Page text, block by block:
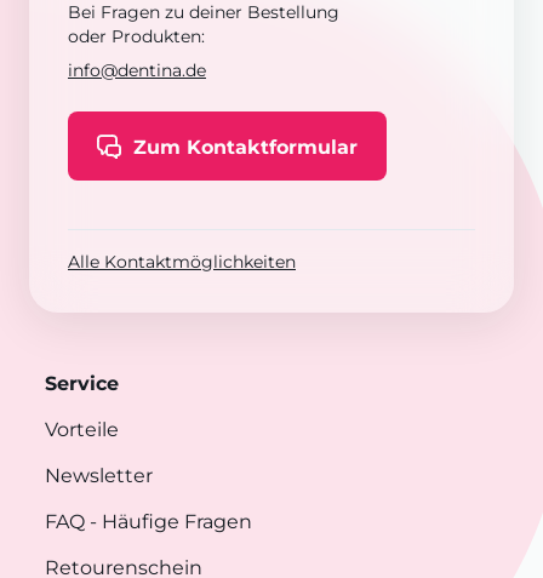
Bei Fragen zu deiner Bestellung
oder Produkten:
info@dentina.de
Zum Kontaktformular
Alle Kontaktmöglichkeiten
Service
Vorteile
Newsletter
FAQ - Häufige Fragen
Retourenschein